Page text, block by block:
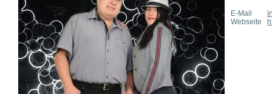
E-Mail
Webseite